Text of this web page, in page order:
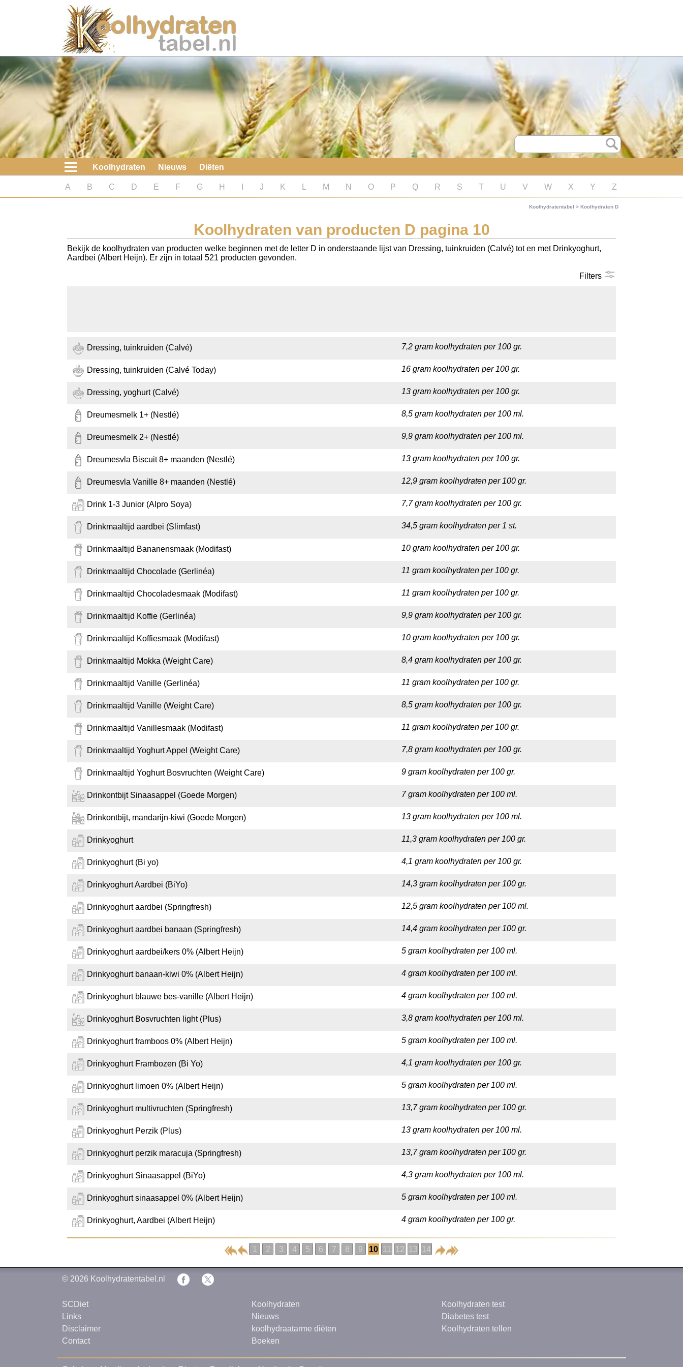
Koolhydraten
Nieuws
Koolhydraatarme diëten
Boeken
koolhydraatarme diëten
Diabetes test
Koolhydraten tellen
Koolhydraten Nieuws Diëten
A B C D E F G H J K M N O P Q R S T U V W X Y Z
Koolhydratentabel > Koolhydraten D
Koolhydraten van producten D pagina 10
Bekijk de koolhydraten van producten welke beginnen met de letter D in onderstaande lijst van Dressing, tuinkruiden (Calvé) tot en met Drinkyoghurt,
Aardbei (Albert Heijn). Er zijn in totaal 521 producten gevonden.
Filters
Dressing, tuinkruiden (Calvé) 7,2 gram koolhydraten per 100 gr.
Dressing, tuinkruiden (Calvé Today) 16 gram koolhydraten per 100 gr.
Dressing, yoghurt (Calvé) 13 gram koolhydraten per 100 gr.
Dreumesmelk 1+ (Nestlé) 8,5 gram koolhydraten per 100 ml.
Dreumesmelk 2+ (Nestlé) 9,9 gram koolhydraten per 100 ml.
Dreumesvla Biscuit 8+ maanden (Nestlé) 13 gram koolhydraten per 100 gr.
Dreumesvla Vanille 8+ maanden (Nestlé) 12,9 gram koolhydraten per 100 gr.
Drink 1-3 Junior (Alpro Soya) 7,7 gram koolhydraten per 100 gr.
Drinkmaaltijd aardbei (Slimfast) 34,5 gram koolhydraten per 1 st.
Drinkmaaltijd Bananensmaak (Modifast) 10 gram koolhydraten per 100 gr.
Drinkmaaltijd Chocolade (Gerlinéa) 11 gram koolhydraten per 100 gr.
Drinkmaaltijd Chocoladesmaak (Modifast) 11 gram koolhydraten per 100 gr.
Drinkmaaltijd Koffie (Gerlinéa) 9,9 gram koolhydraten per 100 gr.
Drinkmaaltijd Koffiesmaak (Modifast) 10 gram koolhydraten per 100 gr.
Drinkmaaltijd Mokka (Weight Care) 8,4 gram koolhydraten per 100 gr.
Drinkmaaltijd Vanille (Gerlinéa) 11 gram koolhydraten per 100 gr.
Drinkmaaltijd Vanille (Weight Care) 8,5 gram koolhydraten per 100 gr.
Drinkmaaltijd Vanillesmaak (Modifast) 11 gram koolhydraten per 100 gr.
Drinkmaaltijd Yoghurt Appel (Weight Care) 7,8 gram koolhydraten per 100 gr.
Drinkmaaltijd Yoghurt Bosvruchten (Weight Care) 9 gram koolhydraten per 100 gr.
Drinkontbijt Sinaasappel (Goede Morgen) 7 gram koolhydraten per 100 ml.
Drinkontbijt, mandarijn-kiwi (Goede Morgen) 13 gram koolhydraten per 100 ml.
Drinkyoghurt 11,3 gram koolhydraten per 100 gr.
Drinkyoghurt (Bi yo) 4,1 gram koolhydraten per 100 gr.
Drinkyoghurt Aardbei (BiYo) 14,3 gram koolhydraten per 100 gr.
Drinkyoghurt aardbei (Springfresh) 12,5 gram koolhydraten per 100 ml.
Drinkyoghurt aardbei banaan (Springfresh) 14,4 gram koolhydraten per 100 gr.
Drinkyoghurt aardbei/kers 0% (Albert Heijn) 5 gram koolhydraten per 100 ml.
Drinkyoghurt banaan-kiwi 0% (Albert Heijn) 4 gram koolhydraten per 100 ml.
Drinkyoghurt blauwe bes-vanille (Albert Heijn) 4 gram koolhydraten per 100 ml.
Drinkyoghurt Bosvruchten light (Plus) 3,8 gram koolhydraten per 100 ml.
Drinkyoghurt framboos 0% (Albert Heijn) 5 gram koolhydraten per 100 ml.
Drinkyoghurt Frambozen (Bi Yo) 4,1 gram koolhydraten per 100 gr.
Drinkyoghurt limoen 0% (Albert Heijn) 5 gram koolhydraten per 100 ml.
Drinkyoghurt multivruchten (Springfresh) 13,7 gram koolhydraten per 100 gr.
Drinkyoghurt Perzik (Plus) 13 gram koolhydraten per 100 ml.
Drinkyoghurt perzik maracuja (Springfresh) 13,7 gram koolhydraten per 100 gr.
Drinkyoghurt Sinaasappel (BiYo) 4,3 gram koolhydraten per 100 ml.
Drinkyoghurt sinaasappel 0% (Albert Heijn) 5 gram koolhydraten per 100 ml.
Drinkyoghurt, Aardbei (Albert Heijn) 4 gram koolhydraten per 100 gr.
1 2 3 4 5 6 7 8 9 10 11 12 13 14
© 2026 Koolhydratentabel.nl
SCDiet
Links
Disclaimer
Contact
Koolhydraten
Nieuws
koolhydraatarme diëten
Boeken
Koolhydraten test
Diabetes test
Koolhydraten tellen